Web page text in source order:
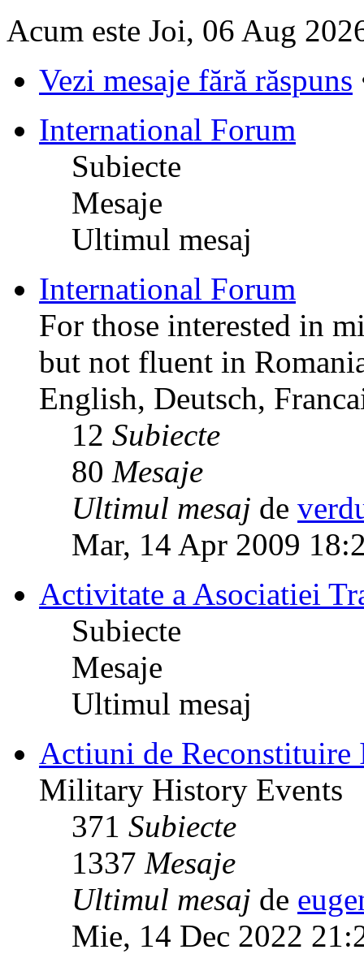
Acum este Joi, 06 Aug
Vezi mesaje fără răspuns
International Forum
Subiecte
Mesaje
Ultimul mesaj
International Forum
For those interested in
but not fluent in
English, Deutsch,
12 Subiecte
80 Mesaje
Ultimul mesaj de
Mar, 14 Apr 2009
Activitate a Asociatiei
Subiecte
Mesaje
Ultimul mesaj
Actiuni de
Military History Events
371 Subiecte
1337 Mesaje
Ultimul mesaj de
Mie, 14 Dec 2022